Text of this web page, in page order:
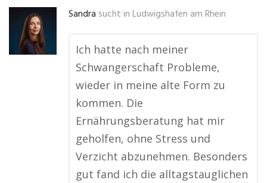
Sandra sucht in Ludwigshafen am Rhein
Ich hatte nach meiner
Schwangerschaft Probleme,
wieder in meine alte Form zu
kommen. Die
Ernährungsberatung hat mir
geholfen, ohne Stress und
Verzicht abzunehmen. Besonders
gut fand ich die alltagstauglichen